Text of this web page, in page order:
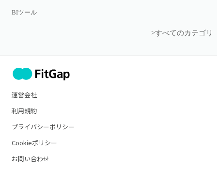
BIツール
>すべてのカテゴリ
運営会社
利用規約
プライバシーポリシー
Cookieポリシー
お問い合わせ